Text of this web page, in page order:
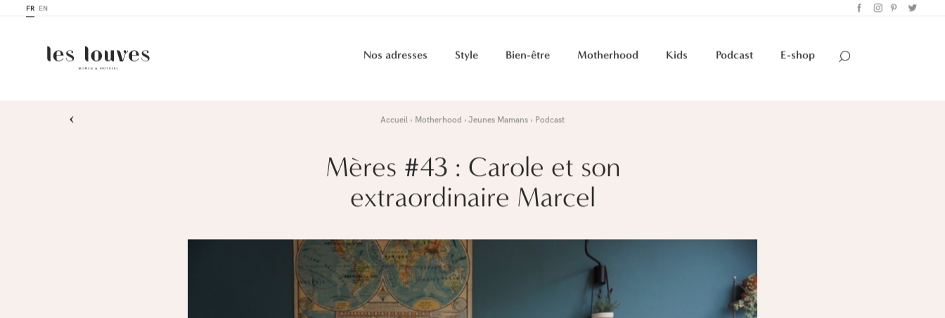
FR EN
Nos adresses Style Bien-être Motherhood Kids Podcast E-shop
› Accueil Motherhood Jeunes Mamans Podcast
Mères #43 : Carole et son
extraordinaire Marcel